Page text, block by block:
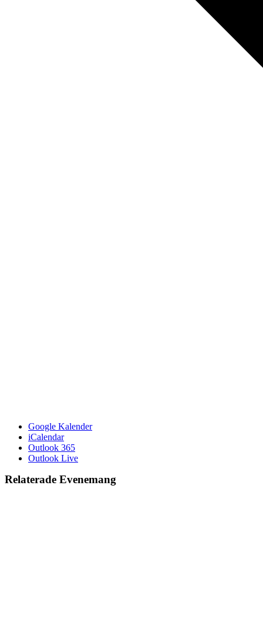
Google Kalender
iCalendar
Outlook 365
Outlook Live
Relaterade Evenemang